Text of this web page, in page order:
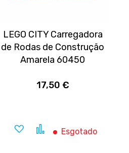
LEGO CITY Carregadora
de Rodas de Construção
Amarela 60450
17,50 €
Esgotado
AdicionarComparar